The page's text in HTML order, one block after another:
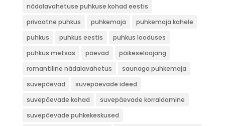
nädalavahetuse puhkuse kohad eestis
privaatne puhkus
puhkemaja
puhkemaja kahele
puhkus
puhkus eestis
puhkus looduses
puhkus metsas
päevad
päikeseloojang
romantiline nädalavahetus
saunaga puhkemaja
suvepäevad
suvepäevade ideed
suvepäevade kohad
suvepäevade korraldamine
suvepäevade puhkekeskused